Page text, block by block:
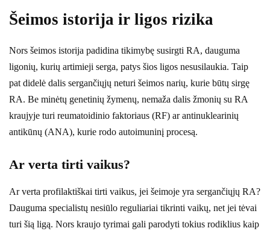
Šeimos istorija ir ligos rizika
Nors šeimos istorija padidina tikimybę susirgti RA, dauguma
ligonių, kurių artimieji serga, patys šios ligos nesusilaukia. Taip
pat didelė dalis sergančiųjų neturi šeimos narių, kurie būtų sirgę
RA. Be minėtų genetinių žymenų, nemaža dalis žmonių su RA
kraujyje turi reumatoidinio faktoriaus (RF) ar antinuklearinių
antikūnų (ANA), kurie rodo autoimuninį procesą.
Ar verta tirti vaikus?
Ar verta profilaktiškai tirti vaikus, jei šeimoje yra sergančiųjų RA?
Dauguma specialistų nesiūlo reguliariai tikrinti vaikų, net jei tėvai
turi šią ligą. Nors kraujo tyrimai gali parodyti tokius rodiklius kaip